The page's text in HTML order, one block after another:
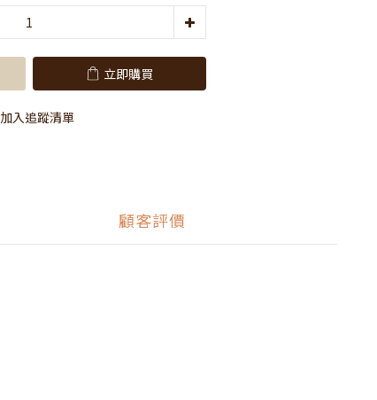
立即購買
加入追蹤清單
顧客評價